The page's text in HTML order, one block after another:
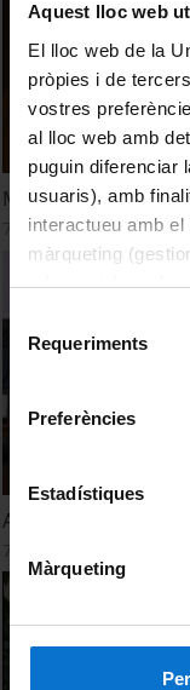
Aquest lloc web
El lloc web de la
pròpies i de
vostres
al lloc web amb
puguin diferenciar
usuaris), amb
interactueu amb
màrqueting
adequant-la en
consultar la
Selecció
Requeriments
Preferències
Estadístiques
Màrqueting
Mesa redonda 1ª
7 Febrero, 2022
Apertura de la